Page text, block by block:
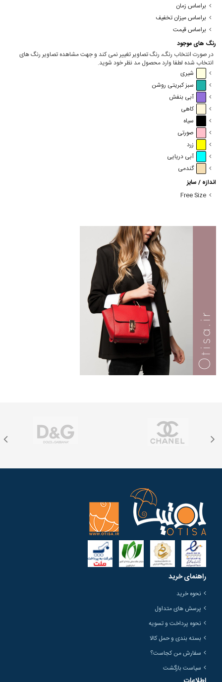
براساس زمان
براساس میزان تخفیف
براساس قیمت
رنگ های موجود
در صورت انتخاب رنگ، رنگ تصاویر تغییر نمی کند و جهت مشاهده تصاویر رنگ های
انتخاب شده لطفا وارد محصول مد نظر خود شوید.
شیری
سبز کبریتی روشن
آبی بنفش
کاهی
سیاه
صورتی
زرد
آبی دریایی
گندمی
اندازه / سایز
Free Size
راهنمای خرید
نحوه خرید
پرسش های متداول
نحوه پرداخت و تسویه
بسته بندی و حمل کالا
سفارش من کجاست؟
سیاست بازگشت